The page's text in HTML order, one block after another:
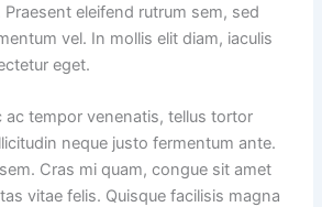
Praesent eleifend rutrum sem, sed
vel. In mollis elit diam, iaculis
eget.
ac tempor venenatis, tellus tortor
neque justo fermentum ante.
Cras mi quam, congue sit amet
vitae felis. Quisque facilisis magna